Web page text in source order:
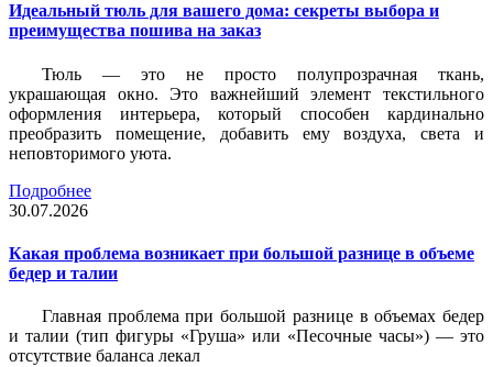
Идеальный тюль для вашего дома: секреты выбора и
преимущества пошива на заказ
Тюль — это не просто полупрозрачная ткань,
украшающая окно. Это важнейший элемент текстильного
оформления интерьера, который способен кардинально
преобразить помещение, добавить ему воздуха, света и
неповторимого уюта.
Подробнее
30.07.2026
Какая проблема возникает при большой разнице в объеме
бедер и талии
Главная проблема при большой разнице в объемах бедер
и талии (тип фигуры «Груша» или «Песочные часы») — это
отсутствие баланса лекал